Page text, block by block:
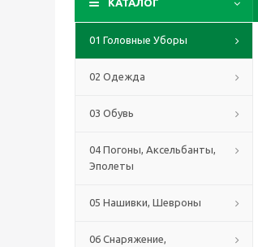
КАТАЛОГ
01 Головные Уборы
02 Одежда
03 Обувь
04 Погоны, Аксельбанты,
Эполеты
05 Нашивки, Шевроны
06 Снаряжение,